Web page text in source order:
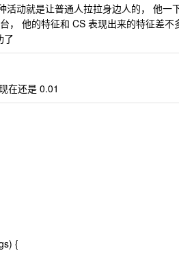
活动就是让普通人拉拉身边人的， 他一
， 他的特征和 CS 表现出来的特征差
了
在还是 0.01
{